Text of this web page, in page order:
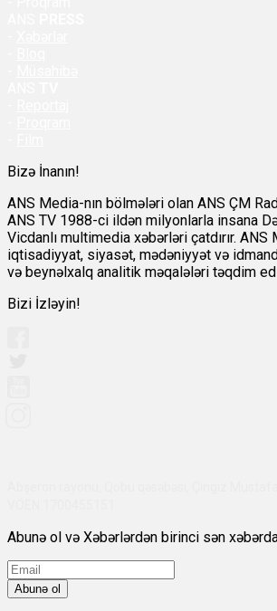
Bizə İnanın!
ANS Media-nın bölmələri olan ANS ÇM
ANS TV 1988-ci ildən milyonlarla insana
Vicdanlı multimedia xəbərləri çatdırır. ANS
iqtisadiyyat, siyasət, mədəniyyət və
və beynəlxalq analitik məqalələri təqdim
Bizi İzləyin!
Abunə ol və Xəbərlərdən birinci sən
Abunə ol